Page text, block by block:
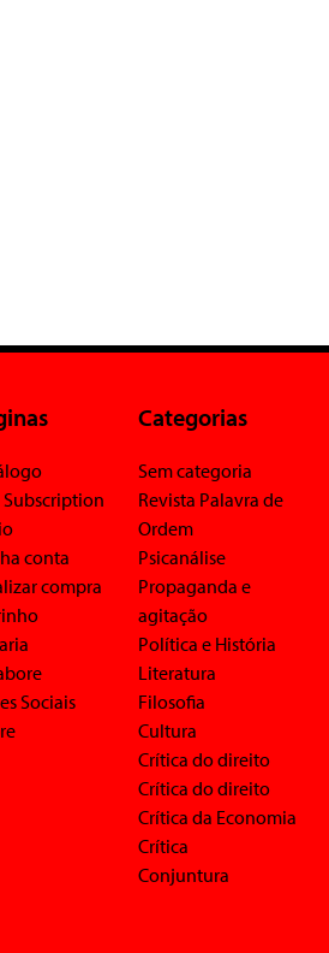
Subscription
conta
compra
Sociais
Categorias
Sem categoria
Revista Palavra de
Ordem
Psicanálise
Propaganda e
agitação
Política e História
Literatura
Filosofia
Cultura
Crítica do direito
Crítica do direito
Crítica da Economia
Crítica
Conjuntura